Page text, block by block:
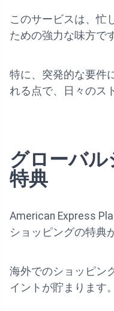
このサービスは、忙
ための強力な味方で
特に、突発的な要件
れる点で、日々のス
グローバ
特典
American Express
ショッピングの特典
海外でのショッピン
イントが貯まります。